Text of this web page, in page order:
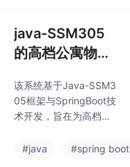
pringMVC+MyBatis）
架构，结合MySQL数据
库，实现用户管理、商
处理、支付集成等核心
功能，为二次元爱好者
提供便捷的购物体验。
java-SSM305
的高档公寓物业
gboot
该系统基于Java-SSM3
05框架与SpringBoot技
术开发，旨在为高档公
物业管理解决方案。系
#java #spring boot